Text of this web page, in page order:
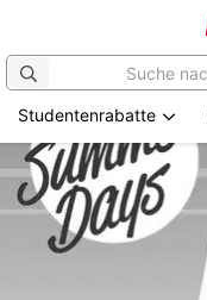
Zum
Hauptinhalt
springen
Studentenrabatte